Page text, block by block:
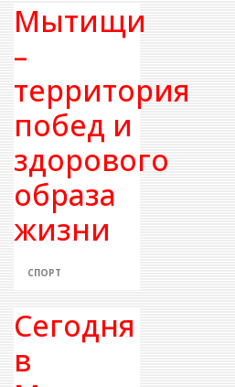
Мытищи
–
территория
побед и
здорового
образа
жизни
СПОРТ
Сегодня
в